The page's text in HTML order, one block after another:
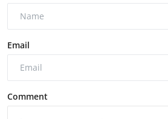
Email
Comment